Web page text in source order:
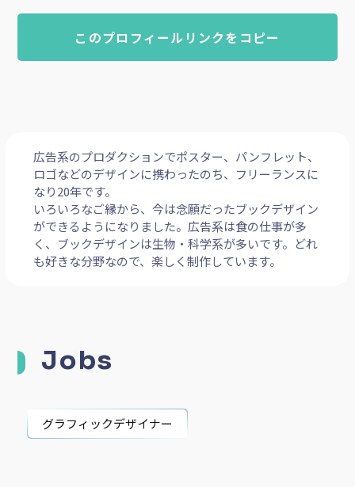
このプロフィールリンクをコピー
広告系のプロダクションでポスター、パンフレット、
ロゴなどのデザインに携わったのち、フリーランスに
なり20年です。
いろいろなご縁から、今は念願だったブックデザイン
ができるようになりました。広告系は食の仕事が多
く、ブックデザインは生物・科学系が多いです。どれ
も好きな分野なので、楽しく制作しています。
Jobs
グラフィックデザイナー